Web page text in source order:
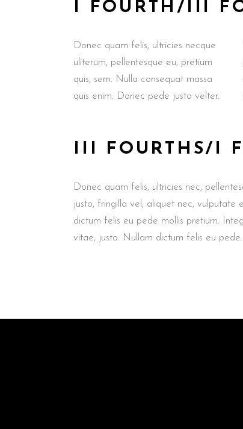
I FOURTH/III
Donec quam felis, ultricies necque
uliterum, pellentesque eu, pretium
quis, sem. Nulla consequat massa
quis enim. Donec pede justo velter.
III FOURTHS/I
Donec quam felis, ultricies nec,
justo, fringilla vel, aliquet nec, vulputate
dictum felis eu pede mollis pretium.
vitae, justo. Nullam dictum felis eu